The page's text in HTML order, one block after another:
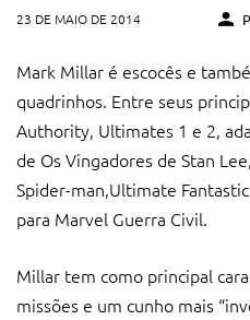
23 DE MAIO DE 2014
Mark Millar é escocês e
quadrinhos. Entre seus
Authority, Ultimates 1 e 2,
de Os Vingadores de Stan
Spider-man,Ultimate
para Marvel Guerra Civil.
Millar tem como principal
missões e um cunho mais